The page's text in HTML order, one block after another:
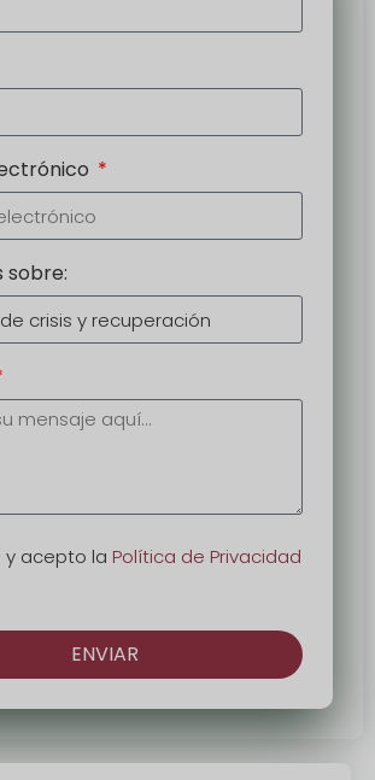
sobre:
y acepto la Política de Privacidad
ENVIAR